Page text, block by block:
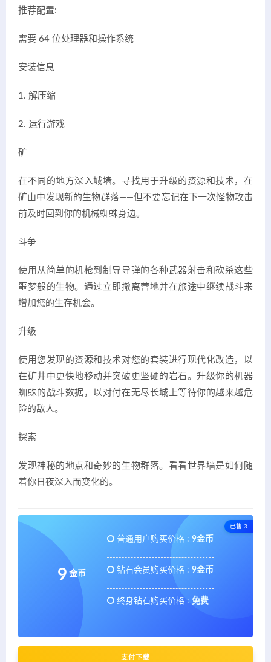
推荐配置:
需要 64 位处理器和操作系统
安装信息
1. 解压缩
2. 运行游戏
矿
在不同的地方深入城墙。寻找用于升级的资源和技术，在
矿山中发现新的生物群落——但不要忘记在下一次怪物攻击
前及时回到你的机械蜘蛛身边。
斗争
使用从简单的机枪到制导导弹的各种武器射击和砍杀这些
噩梦般的生物。通过立即撤离营地并在旅途中继续战斗来
增加您的生存机会。
升级
使用您发现的资源和技术对您的套装进行现代化改造，以
在矿井中更快地移动并突破更坚硬的岩石。升级你的机器
蜘蛛的战斗数据，以对付在无尽长城上等待你的越来越危
险的敌人。
探索
发现神秘的地点和奇妙的生物群落。看看世界墙是如何随
着你日夜深入而变化的。
已售 3
9 金币
普通用户购买价格 : 9金币
钻石会员购买价格 : 9金币
终身钻石购买价格 : 免费
支付下载